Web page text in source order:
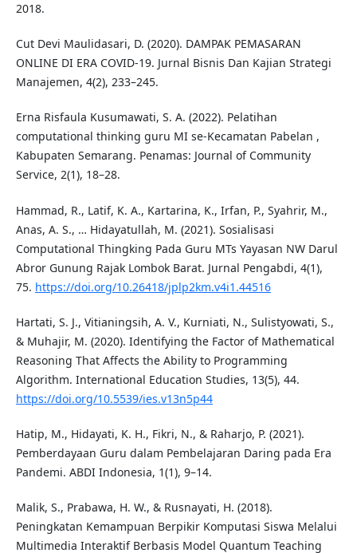
2018.
Cut Devi Maulidasari, D. (2020). DAMPAK PEMASARAN
ONLINE DI ERA COVID-19. Jurnal Bisnis Dan Kajian Strategi
Manajemen, 4(2), 233–245.
Erna Risfaula Kusumawati, S. A. (2022). Pelatihan
computational thinking guru MI se-Kecamatan Pabelan ,
Kabupaten Semarang. Penamas: Journal of Community
Service, 2(1), 18–28.
Hammad, R., Latif, K. A., Kartarina, K., Irfan, P., Syahrir, M.,
Anas, A. S., … Hidayatullah, M. (2021). Sosialisasi
Computational Thingking Pada Guru MTs Yayasan NW Darul
Abror Gunung Rajak Lombok Barat. Jurnal Pengabdi, 4(1),
75. https://doi.org/10.26418/jplp2km.v4i1.44516
Hartati, S. J., Vitianingsih, A. V., Kurniati, N., Sulistyowati, S.,
& Muhajir, M. (2020). Identifying the Factor of Mathematical
Reasoning That Affects the Ability to Programming
Algorithm. International Education Studies, 13(5), 44.
https://doi.org/10.5539/ies.v13n5p44
Hatip, M., Hidayati, K. H., Fikri, N., & Raharjo, P. (2021).
Pemberdayaan Guru dalam Pembelajaran Daring pada Era
Pandemi. ABDI Indonesia, 1(1), 9–14.
Malik, S., Prabawa, H. W., & Rusnayati, H. (2018).
Peningkatan Kemampuan Berpikir Komputasi Siswa Melalui
Multimedia Interaktif Berbasis Model Quantum Teaching